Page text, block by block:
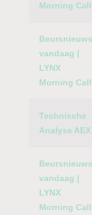
Morning Call
Beursnieuws
vandaag |
LYNX
Morning Call
Technische
Analyse AEX
Beursnieuws
vandaag |
LYNX
Morning Call